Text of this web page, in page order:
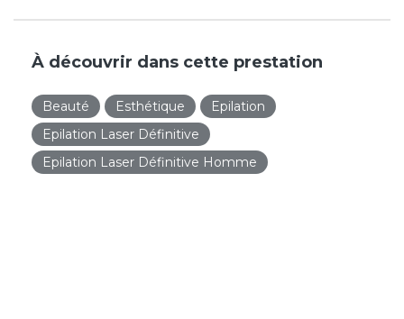
À découvrir dans cette prestation
Beauté Esthétique
Epilation
Epilation Laser Définitive
Epilation Laser Définitive Homme